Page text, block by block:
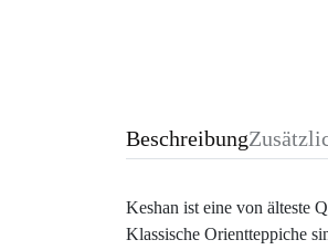
Beschreibung
Keshan ist eine von älteste
Klassische Orientteppiche